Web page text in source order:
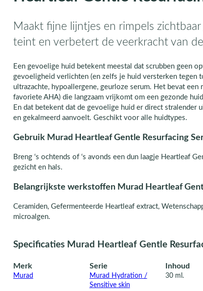
Maakt fijne lijntjes en rimpels
teint en verbetert de veerkracht van
Een gevoelige huid betekent meestal dat scrubben geen
gevoeligheid verlichten (en zelfs je huid versterken tegen
ultrazachte, hypoallergene, geurloze serum. Het bevat
favoriete AHA) die langzaam vrijkomt om een gezonde
En dat betekent dat de gevoelige huid er direct
en gekalmeerd aanvoelt. Geschikt voor alle huidtypes.
Gebruik Murad Heartleaf Gentle Resurfacing
Breng ‘s ochtends of ‘s avonds een dun laagje Heartleaf
gezicht en hals.
Belangrijkste werkstoffen Murad Heartleaf
Ceramiden, Gefermenteerde Heartleaf extract,
microalgen.
Specificaties Murad Heartleaf Gentle
Merk
Murad
Serie
Murad Hydration /
Sensitive skin
Inhoud
30 ml.